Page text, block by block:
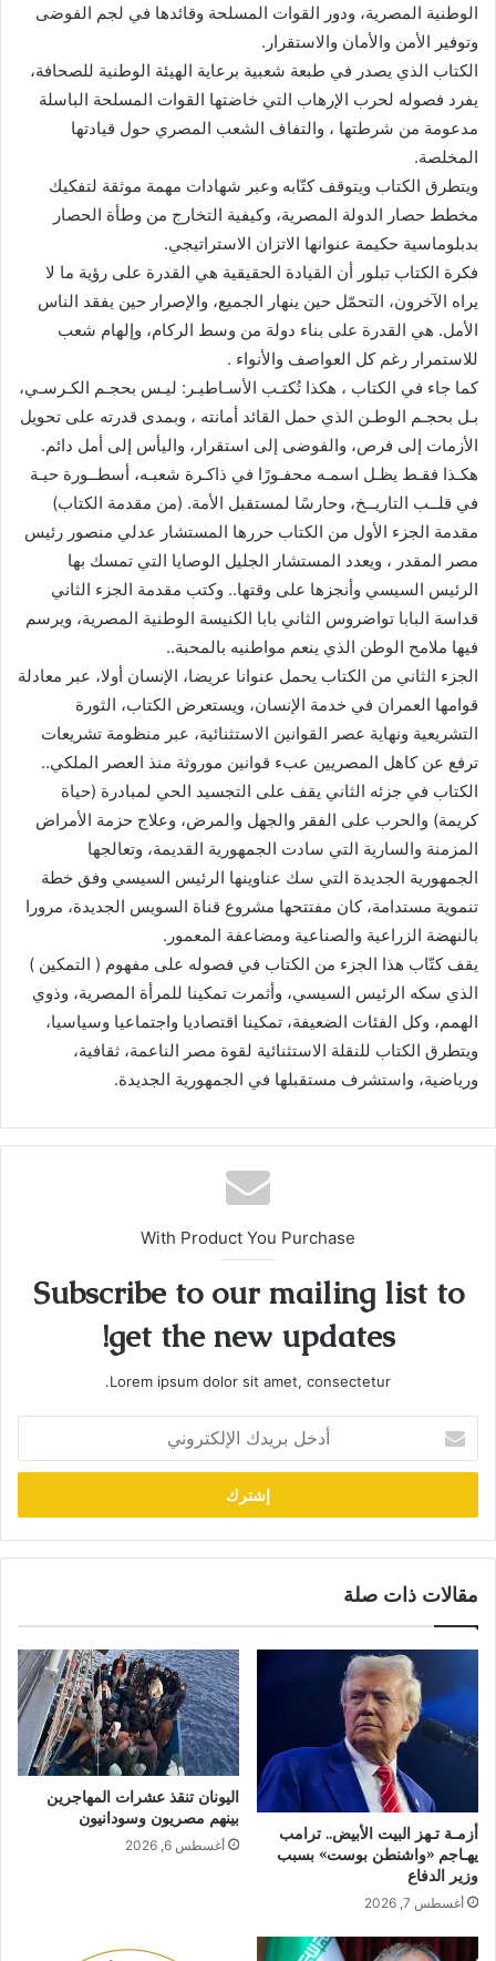
الوطنية المصرية، ودور القوات المسلحة وقائدها في لجم الفوضى
وتوفير الأمن والأمان والاستقرار.
الكتاب الذي يصدر في طبعة شعبية برعاية الهيئة الوطنية للصحافة،
يفرد فصوله لحرب الإرهاب التي خاضتها القوات المسلحة الباسلة
مدعومة من شرطتها ، والتفاف الشعب المصري حول قيادتها
المخلصة.
ويتطرق الكتاب ويتوقف كتّابه وعبر شهادات مهمة موثقة لتفكيك
مخطط حصار الدولة المصرية، وكيفية التخارج من وطأة الحصار
بدبلوماسية حكيمة عنوانها الاتزان الاستراتيجي.
فكرة الكتاب تبلور أن القيادة الحقيقية هي القدرة على رؤية ما لا
يراه الآخرون، التحمّل حين ينهار الجميع، والإصرار حين يفقد الناس
الأمل. هي القدرة على بناء دولة من وسط الركام، وإلهام شعب
للاستمرار رغم كل العواصف والأنواء .
كما جاء في الكتاب ، هكذا تُكتـب الأسـاطيـر: ليـس بحجـم الكـرسـي،
بـل بحجـم الوطـن الذي حمل القائد أمانته ، وبمدى قدرته على تحويل
الأزمات إلى فرص، والفوضى إلى استقرار، واليأس إلى أمل دائم.
هكـذا فقـط يظـل اسمـه محفـورًا في ذاكـرة شعبـه، أسطــورة حيـة
في قلــب التاريــخ، وحارسًا لمستقبل الأمة. (من مقدمة الكتاب)
مقدمة الجزء الأول من الكتاب حررها المستشار عدلي منصور رئيس
مصر المقدر ، ويعدد المستشار الجليل الوصايا التي تمسك بها
الرئيس السيسي وأنجزها على وقتها.. وكتب مقدمة الجزء الثاني
قداسة البابا تواضروس الثاني بابا الكنيسة الوطنية المصرية، ويرسم
فيها ملامح الوطن الذي ينعم مواطنيه بالمحبة..
الجزء الثاني من الكتاب يحمل عنوانا عريضا، الإنسان أولا، عبر معادلة
قوامها العمران في خدمة الإنسان، ويستعرض الكتاب، الثورة
التشريعية ونهاية عصر القوانين الاستثنائية، عبر منظومة تشريعات
ترفع عن كاهل المصريين عبء قوانين موروثة منذ العصر الملكي..
الكتاب في جزئه الثاني يقف على التجسيد الحي لمبادرة (حياة
كريمة) والحرب على الفقر والجهل والمرض، وعلاج حزمة الأمراض
المزمنة والسارية التي سادت الجمهورية القديمة، وتعالجها
الجمهورية الجديدة التي سك عناوينها الرئيس السيسي وفق خطة
تنموية مستدامة، كان مفتتحها مشروع قناة السويس الجديدة، مرورا
بالنهضة الزراعية والصناعية ومضاعفة المعمور.
يقف كتّاب هذا الجزء من الكتاب في فصوله على مفهوم ( التمكين )
الذي سكه الرئيس السيسي، وأثمرت تمكينا للمرأة المصرية، وذوي
الهمم، وكل الفئات الضعيفة، تمكينا اقتصاديا واجتماعيا وسياسيا،
ويتطرق الكتاب للنقلة الاستثنائية لقوة مصر الناعمة، ثقافية،
ورياضية، واستشرف مستقبلها في الجمهورية الجديدة.
With Product You Purchase
Subscribe to our mailing list to
get the new updates!
Lorem ipsum dolor sit amet, consectetur.
بريدك
الإلكتروني
مقالات ذات صلة
أزمـة تـهز البيت الأبيض.. ترامب
يهـاجم «واشنطن بوست» بسبب
وزير الدفاع
أغسطس 7, 2026
اليونان تنقذ عشرات المهاجرين
بينهم مصريون وسودانيون
أغسطس 6, 2026